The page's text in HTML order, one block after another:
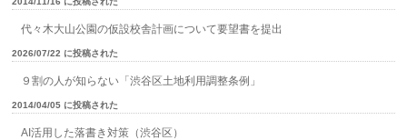
代々木大山公園の仮設校舎計画について要望書を提出
2026/07/22 に投稿された
９割の人が知らない「渋谷区土地利用調整条例」
2014/04/05 に投稿された
AI活用した落書き対策（渋谷区）